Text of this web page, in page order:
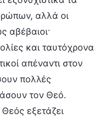
αλλά οι
αβέβαιοι·
και ταυτόχρονα
απέναντι στον
πολλές
τον Θεό.
εξετάζει